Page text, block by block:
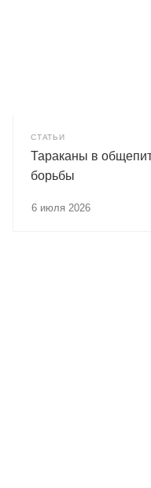
СТАТЬИ
Тараканы в
борьбы
6 июля 2026